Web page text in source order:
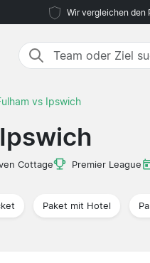
Wir vergleichen den
vs Ipswich
Cottage Premier League
Paket mit Hotel